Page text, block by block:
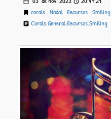
corals, Nadal, Recursos, Smiling
Corals,General,Recursos,Smiling